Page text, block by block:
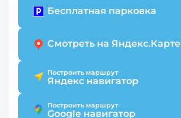
Бесплатная парковка
Смотреть на Яндекс.Карте
Построить маршрут
Яндекс навигатор
Построить маршрут
Google навигатор